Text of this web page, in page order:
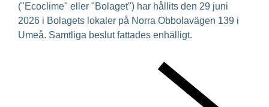
("Ecoclime" eller "Bolaget") har hållits den 29 juni
2026 i Bolagets lokaler på Norra Obbolavägen 139 i
Umeå. Samtliga beslut fattades enhälligt.